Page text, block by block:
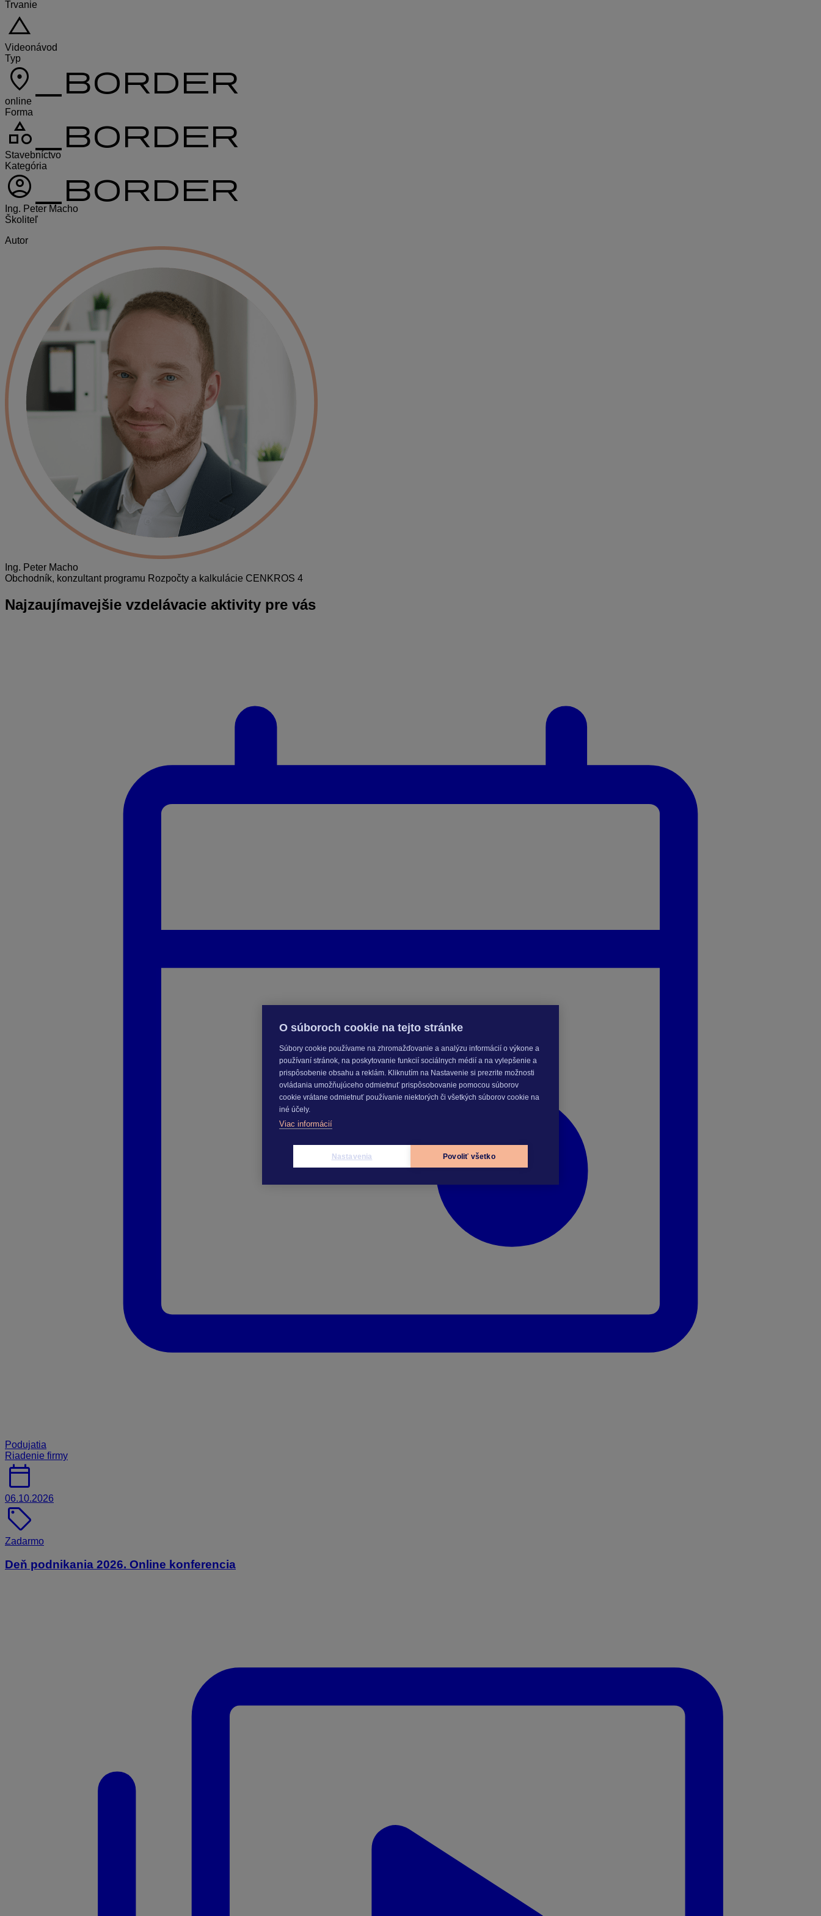
Trvanie
change_history
Videonávod
Typ
location_on_border
online
Forma
category_border
Stavebníctvo
Kategória
account_circle_border
Ing. Peter Macho
Školiteľ
Autor
Ing. Peter Macho
Obchodník, konzultant programu Rozpočty a kalkulácie CENKROS 4
Najzaujímavejšie vzdelávacie aktivity pre vás
Podujatia
Riadenie firmy
calendar_today
06.10.2026
sell
Zadarmo
Deň podnikania 2026. Online konferencia
O súboroch cookie na tejto stránke
Súbory cookie používame na zhromažďovanie a analýzu informácií o výkone a
používaní stránok, na poskytovanie funkcií sociálnych médií a na vylepšenie a
prispôsobenie obsahu a reklám. Kliknutím na Nastavenie si prezrite možnosti
ovládania umožňujúceho odmietnuť prispôsobovanie pomocou súborov
cookie vrátane odmietnuť používanie niektorých či všetkých súborov cookie na
iné účely.
Viac informácií
Nastavenia Povoliť všetko